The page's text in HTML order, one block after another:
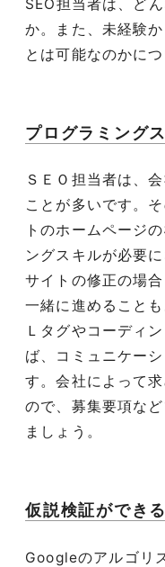
SEO担当者は、ど
か。また、未経験
とは可能なのかに
プログラミング
ＳＥＯ担当者は、
ことが多いです。
トのホームページ
ングスキルが必要
サイトの修正の場
一緒に進めること
Ｌタグやコーディ
ば、コミュニケー
す。会社によって
ので、募集要項な
ましょう。
仮説検証ができる
Googleのアルゴリ